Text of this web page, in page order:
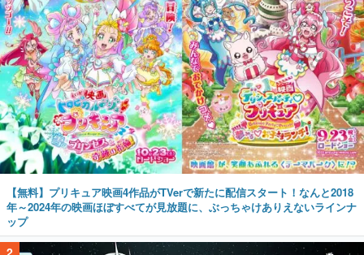
【無料】プリキュア映画4作品がTVerで新たに配信スタート！なんと2018
年～2024年の映画ほぼすべてが見放題に、ぶっちゃけありえないラインナ
ップ